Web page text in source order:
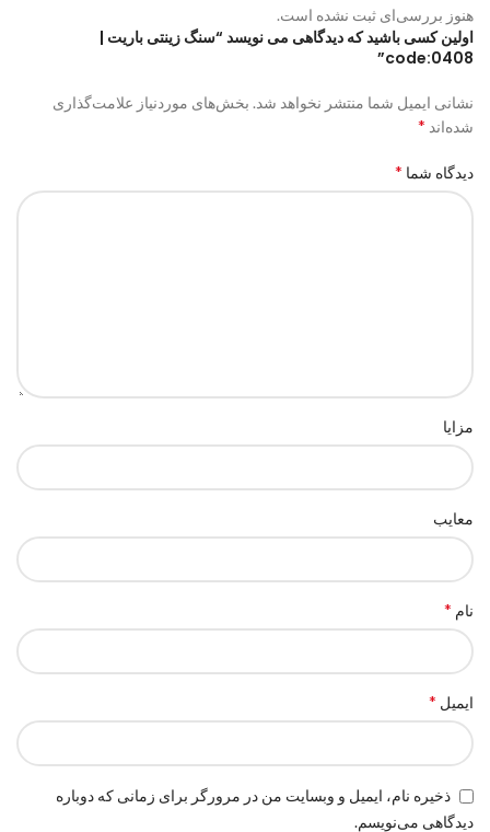
هنوز بررسی‌ای ثبت نشده است.
اولین کسی باشید که دیدگاهی می نویسد “سنگ زینتی باریت |
code:0408”
نشانی ایمیل شما منتشر نخواهد شد. بخش‌های موردنیاز علامت‌گذاری
شده‌اند *
دیدگاه شما *
مزایا
معایب
نام *
ایمیل *
ذخیره نام، ایمیل و وبسایت من در مرورگر برای زمانی که دوباره
دیدگاهی می‌نویسم.